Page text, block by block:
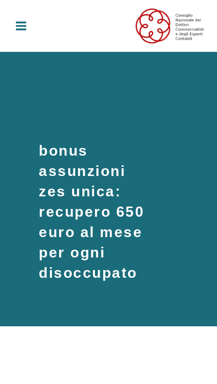
contenuto
bonus
assunzioni
zes unica:
recupero 650
euro al mese
per ogni
disoccupato